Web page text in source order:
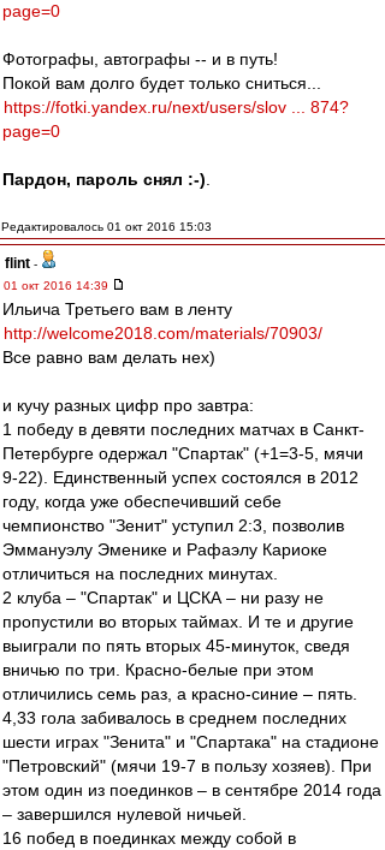
page=0
Фотографы, автографы -- и в путь!
Покой вам долго будет только сниться...
https://fotki.yandex.ru/next/users/slov ... 874?
page=0
Пардон, пароль снял :-)
Редактировалось 01 окт 2016 15:03
flint -
01 окт 2016 14:39
Ильича Третьего вам в ленту
http://welcome2018.com/materials/70903/
Все равно вам делать нех)
и кучу разных цифр про завтра:
1 победу в девяти последних матчах в Санкт-
Петербурге одержал "Спартак" (+1=3-5, мячи
9-22). Единственный успех состоялся в 2012
году, когда уже обеспечивший себе
чемпионство "Зенит" уступил 2:3, позволив
Эммануэлу Эменике и Рафаэлу Кариоке
отличиться на последних минутах.
2 клуба – "Спартак" и ЦСКА – ни разу не
пропустили во вторых таймах. И те и другие
выиграли по пять вторых 45-минуток, сведя
вничью по три. Красно-белые при этом
отличились семь раз, а красно-синие – пять.
4,33 гола забивалось в среднем последних
шести играх "Зенита" и "Спартака" на стадионе
"Петровский" (мячи 19-7 в пользу хозяев). При
этом один из поединков – в сентябре 2014 года
– завершился нулевой ничьей.
16 побед в поединках между собой в